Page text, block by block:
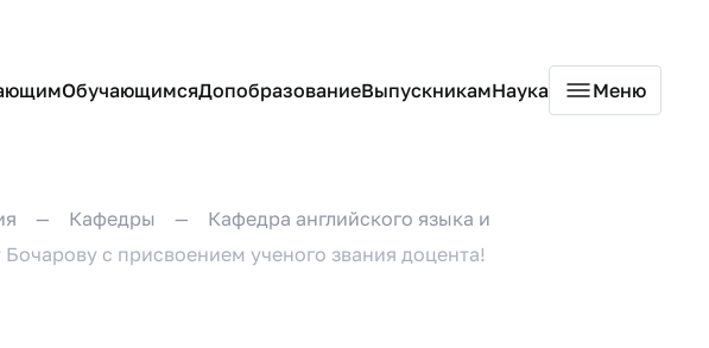
ОбучающимсяДопобразованиеВыпускникамНаука Меню
Кафедры
Кафедра английского языка и
с присвоением ученого звания доцента!